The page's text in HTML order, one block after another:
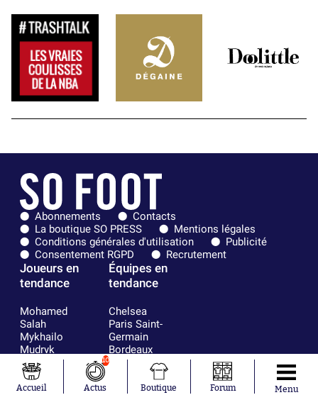
Abonnements
Contacts
La boutique SO PRESS
Mentions légales
Conditions générales d'utilisation
Publicité
Consentement RGPD
Recrutement
Joueurs en
tendance
Mohamed
Salah
Mykhailo
Mudryk
Neymar
Khalis Merah
Loïs Openda
Équipes en
tendance
Chelsea
Paris Saint-
Germain
Bordeaux
Olympique
Accueil
10
Actus Boutique Forum Menu